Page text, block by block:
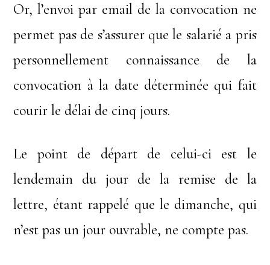
Or, l’envoi par email de la convocation ne
permet pas de s’assurer que le salarié a pris
personnellement connaissance de la
convocation à la date déterminée qui fait
courir le délai de cinq jours.
Le point de départ de celui-ci est le
lendemain du jour de la remise de la
lettre, étant rappelé que le dimanche, qui
n’est pas un jour ouvrable, ne compte pas.